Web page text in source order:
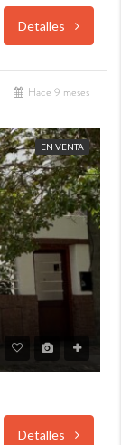
Detalles
Hace 9 meses
EN VENTA
Detalles